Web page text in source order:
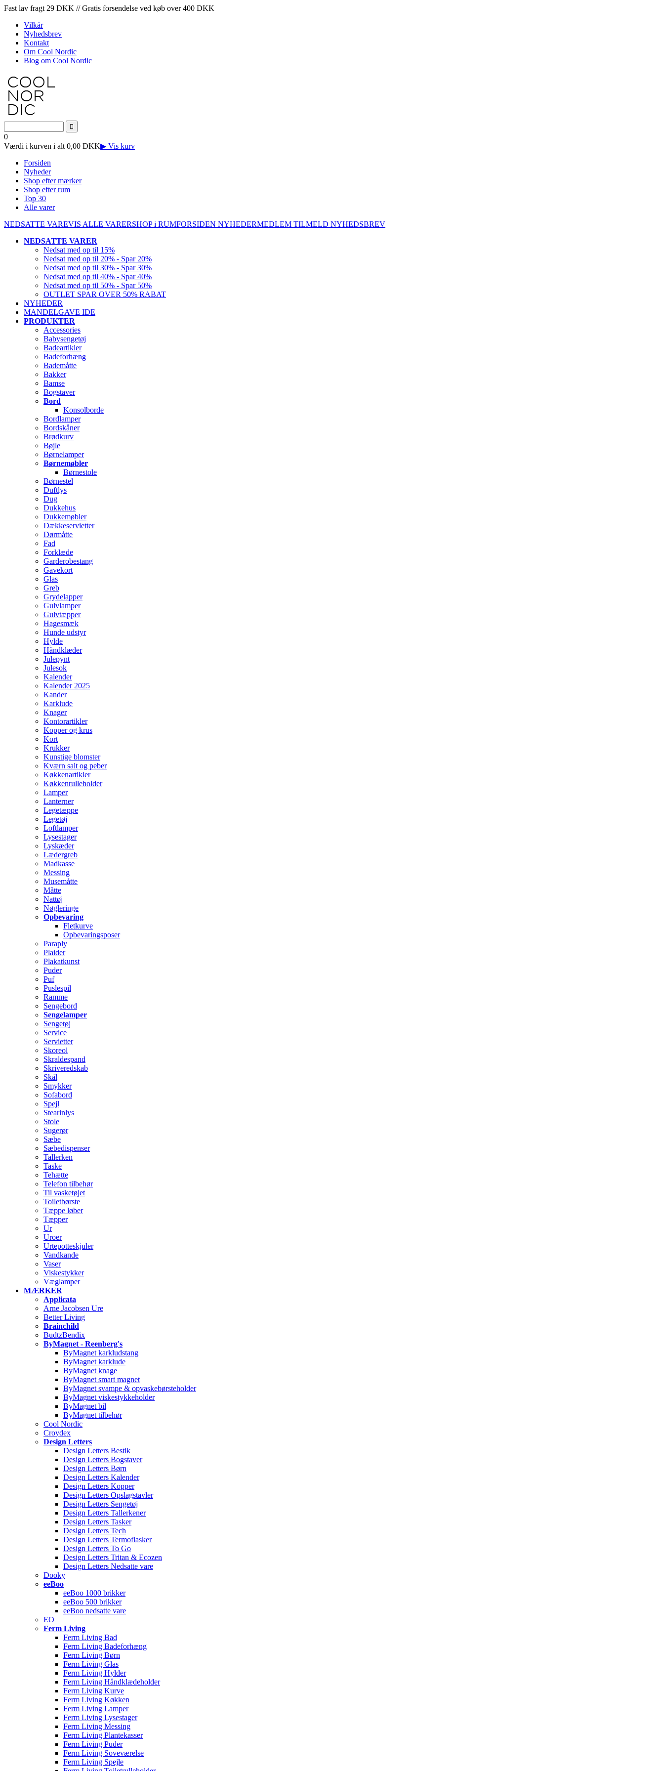
Fast lav fragt 29 DKK // Gratis forsendelse ved køb over 400 DKK
Vilkår
Nyhedsbrev
Kontakt
Om Cool Nordic
Blog om Cool Nordic
0
Værdi i kurven i alt 0,00 DKK▶ Vis kurv
Forsiden
Nyheder
Shop efter mærker
Shop efter rum
Top 30
Alle varer
NEDSATTE VAREVIS ALLE VARERSHOP i RUMFORSIDEN NYHEDERMEDLEM TILMELD NYHEDSBREV
NEDSATTE VARER
Nedsat med op til 15%
Nedsat med op til 20% - Spar 20%
Nedsat med op til 30% - Spar 30%
Nedsat med op til 40% - Spar 40%
Nedsat med op til 50% - Spar 50%
OUTLET SPAR OVER 50% RABAT
NYHEDER
MANDELGAVE IDE
PRODUKTER
Accessories
Babysengetøj
Badeartikler
Badeforhæng
Bademåtte
Bakker
Bamse
Bogstaver
Bord
Konsolborde
Bordlamper
Bordskåner
Brødkurv
Bøjle
Børnelamper
Børnemøbler
Børnestole
Børnestel
Duftlys
Dug
Dukkehus
Dukkemøbler
Dækkeservietter
Dørmåtte
Fad
Forklæde
Garderobestang
Gavekort
Glas
Greb
Grydelapper
Gulvlamper
Gulvtæpper
Hagesmæk
Hunde udstyr
Hylde
Håndklæder
Julepynt
Julesok
Kalender
Kalender 2025
Kander
Karklude
Knager
Kontorartikler
Kopper og krus
Kort
Krukker
Kunstige blomster
Kværn salt og peber
Køkkenartikler
Køkkenrulleholder
Lamper
Lanterner
Legetæppe
Legetøj
Loftlamper
Lysestager
Lyskæder
Lædergreb
Madkasse
Messing
Musemåtte
Måtte
Nattøj
Nøgleringe
Opbevaring
Fletkurve
Opbevaringsposer
Paraply
Plaider
Plakatkunst
Puder
Puf
Puslespil
Ramme
Sengebord
Sengelamper
Sengetøj
Service
Servietter
Skoreol
Skraldespand
Skriveredskab
Skål
Smykker
Sofabord
Spejl
Stearinlys
Stole
Sugerør
Sæbe
Sæbedispenser
Tallerken
Taske
Tehætte
Telefon tilbehør
Til vasketøjet
Toiletbørste
Tæppe løber
Tæpper
Ur
Uroer
Urtepotteskjuler
Vandkande
Vaser
Viskestykker
Væglamper
MÆRKER
Applicata
Arne Jacobsen Ure
Better Living
Brainchild
BudtzBendix
ByMagnet - Reenberg's
ByMagnet karkludstang
ByMagnet karklude
ByMagnet knage
ByMagnet smart magnet
ByMagnet svampe & opvaskebørsteholder
ByMagnet viskestykkeholder
ByMagnet bil
ByMagnet tilbehør
Cool Nordic
Croydex
Design Letters
Design Letters Bestik
Design Letters Bogstaver
Design Letters Børn
Design Letters Kalender
Design Letters Kopper
Design Letters Opslagstavler
Design Letters Sengetøj
Design Letters Tallerkener
Design Letters Tasker
Design Letters Tech
Design Letters Termoflasker
Design Letters To Go
Design Letters Tritan & Ecozen
Design Letters Nedsatte vare
Dooky
eeBoo
eeBoo 1000 brikker
eeBoo 500 brikker
eeBoo nedsatte vare
EO
Ferm Living
Ferm Living Bad
Ferm Living Badeforhæng
Ferm Living Børn
Ferm Living Glas
Ferm Living Hylder
Ferm Living Håndklædeholder
Ferm Living Kurve
Ferm Living Køkken
Ferm Living Lamper
Ferm Living Lysestager
Ferm Living Messing
Ferm Living Plantekasser
Ferm Living Puder
Ferm Living Soveværelse
Ferm Living Spejle